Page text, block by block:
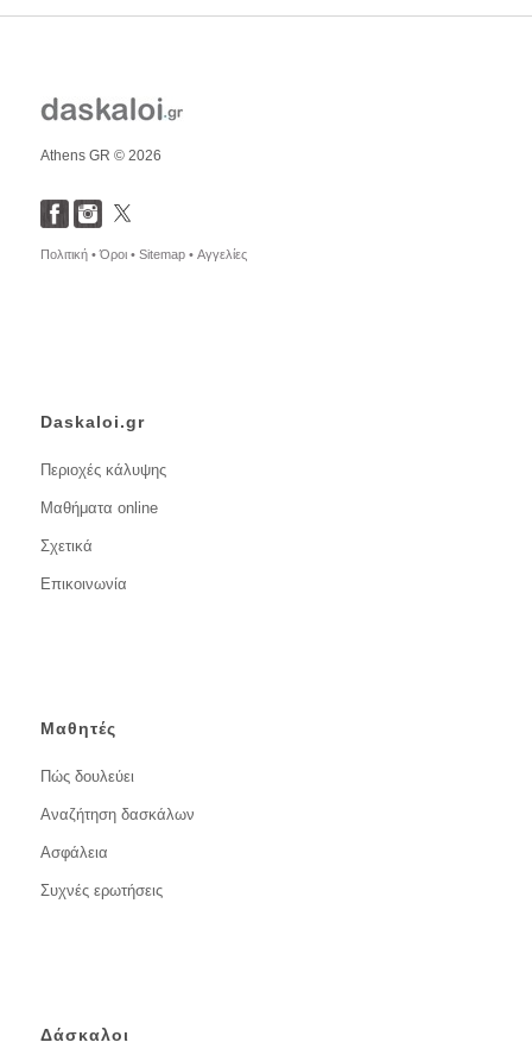
Athens GR © 2026
Πολιτική •Όροι • Sitemap • Αγγελίες
Daskaloi.gr
Περιοχές κάλυψης
Μαθήματα online
Σχετικά
Επικοινωνία
Μαθητές
Πώς δουλεύει
Αναζήτηση δασκάλων
Ασφάλεια
Συχνές ερωτήσεις
Δάσκαλοι